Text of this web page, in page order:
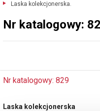
Laska kolekcjonerska.
Nr katalogowy:
Nr katalogowy: 829
Laska kolekcjonerska